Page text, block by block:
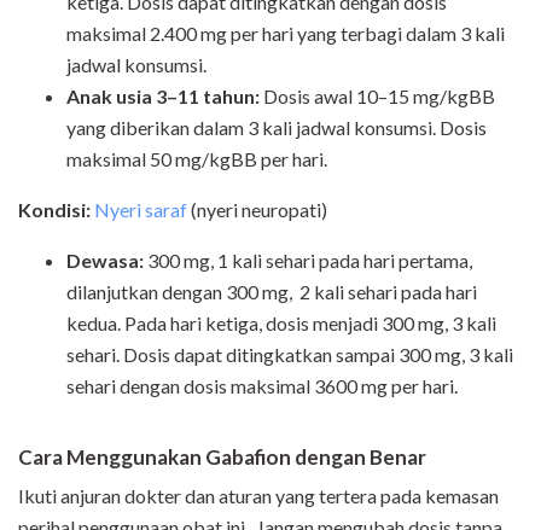
maksimal 2.400 mg per hari yang terbagi dalam 3 kali
jadwal konsumsi.
Anak usia 3–11 tahun: Dosis awal 10–15 mg/kgBB
yang diberikan dalam 3 kali jadwal konsumsi. Dosis
maksimal 50 mg/kgBB per hari.
Kondisi: Nyeri saraf(nyeri neuropati)
Dewasa: 300 mg, 1 kali sehari pada hari pertama,
dilanjutkan dengan 300 mg, 2 kali sehari pada hari
kedua. Pada hari ketiga, dosis menjadi 300 mg, 3 kali
sehari. Dosis dapat ditingkatkan sampai 300 mg, 3 kali
sehari dengan dosis maksimal 3600 mg per hari.
Cara Menggunakan Gabafion dengan Benar
Ikuti anjuran dokter dan aturan yang tertera pada kemasan